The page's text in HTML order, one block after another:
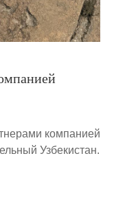
компанией
Узбекистан.